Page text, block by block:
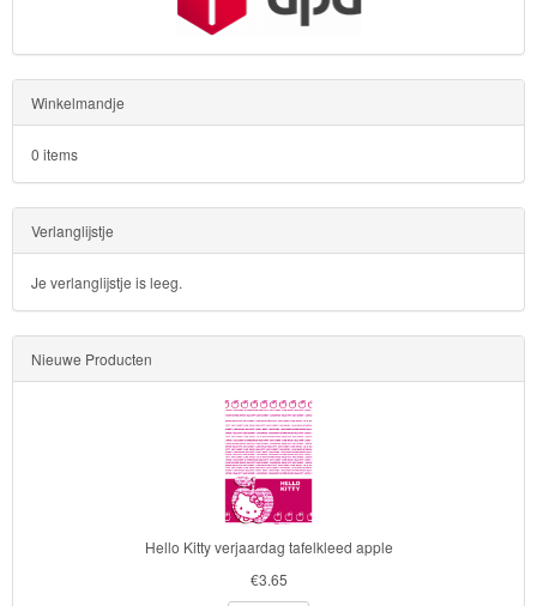
Winkelmandje
0 items
Verlanglijstje
Je verlanglijstje is leeg.
Nieuwe Producten
Hello Kitty verjaardag tafelkleed apple
€3.65